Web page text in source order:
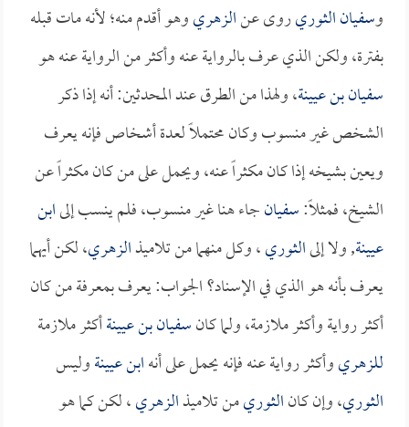
وسفيان الثوريروى عنالزهريوهو أقدم منه؛ لأنه مات قبله
بفترة، ولكن الذي عرف بالرواية عنه وأكثر من الرواية عنه هو
سفيان بن عيينة، ولهذا من الطرق عند المحدثين: أنه إذا ذكر
الشخص غير منسوب وكان محتملاً لعدة أشخاص فإنه يعرف
ويعين بشيخه إذا كان مكثراً عنه، ويحمل على من كان مكثراً عن
الشيخ، فمثلاً:سفيانجاء هنا غير منسوب، فلم ينسب إلىابن
عيينة, ولا إلىالثوري، وكل منهما من تلاميذالزهري، لكن أيهما
يعرف بأنه هو الذي في الإسناد؟ الجواب: يعرف بمعرفة من كان
أكثر رواية وأكثر ملازمة، ولما كانسفيان بن عيينةأكثر ملازمة
للزهريوأكثر رواية عنه فإنه يحمل على أنهابن عيينةوليس
الثوري، وإن كانالثوريمن تلاميذالزهري، لكن كما هو